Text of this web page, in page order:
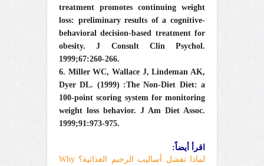
treatment promotes continuing weight
loss: preliminary results of a cognitive-
behavioral decision-based treatment for
obesity. J Consult Clin Psychol.
1999;67:260-266.
6. Miller WC, Wallace J, Lindeman AK,
Dyer DL. (1999) :The Non-Diet Diet: a
100-point scoring system for monitoring
weight loss behavior. J Am Diet Assoc.
1999;91:973-975.
اقرأ أيضاً:
لماذا تفشل أساليب الرجيم الغذائية؟ Why